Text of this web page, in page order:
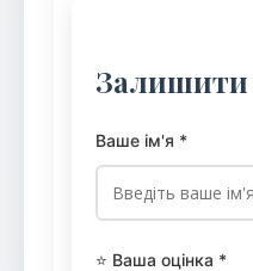
Залишити
Ваше ім'я *
⭐ Ваша оцінка *